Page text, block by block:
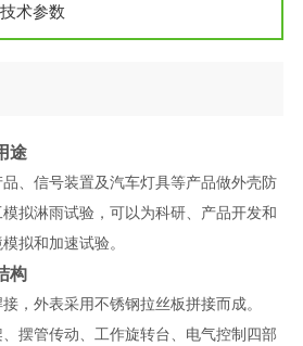
术参数
途
、信号装置及汽车灯具等产品做外壳防
拟淋雨试验，可以为科研、产品开发和
拟和加速试验。
构
，外表采用不锈钢拉丝板拼接而成。
摆管传动、工作旋转台、电气控制四部